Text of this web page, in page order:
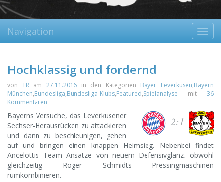
Navigation
Hochklassig und fordernd
von TRam 27.11.2016in den Kategorien Bayer Leverkusen,Bayern
München,Bundesliga,Bundesliga-Klubs,Featured,Spielanalyse mit 36
Kommentaren
2:1
Bayerns Versuche, das Leverkusener
Sechser-Herausrücken zu attackieren
und dann zu beschleunigen, gehen
auf und bringen einen knappen Heimsieg. Nebenbei findet
Ancelottis Team Ansätze von neuem Defensivglanz, obwohl
gleichzeitig Roger Schmidts Pressingmaschinen
rumkombinieren.